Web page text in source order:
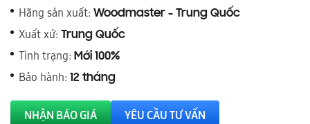
Hãng sản xuất: Woodmaster - Trung Quốc
Xuất xứ: Trung Quốc
Tình trạng: Mới 100%
Bảo hành: 12 tháng
NHẬN BÁO GIÁ YÊU CẦU TƯ VẤN